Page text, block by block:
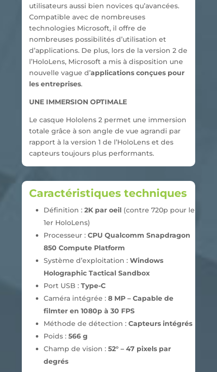
utilisateurs aussi bien novices qu’avancées.
Compatible avec de nombreuses
technologies Microsoft, il offre de
nombreuses possibilités d’utilisation et
d’applications. De plus, lors de la version 2 de
l’HoloLens, Microsoft a mis à disposition une
nouvelle vague d’applications conçues pour
les entreprises.
UNE IMMERSION OPTIMALE
Le casque Hololens 2 permet une immersion
totale grâce à son angle de vue agrandi par
rapport à la version 1 de l’HoloLens et des
capteurs toujours plus performants.
Caractéristiques techniques
Définition : 2K par oeil (contre 720p pour le
1er HoloLens)
Processeur : CPU Qualcomm Snapdragon
850 Compute Platform
Système d’exploitation : Windows
Holographic Tactical Sandbox
Port USB : Type-C
Caméra intégrée :8 MP – Capable de
filmter en 1080p à 30 FPS
Méthode de détection : Capteurs intégrés
Poids : 566 g
Champ de vision : 52° – 47 pixels par
degrés